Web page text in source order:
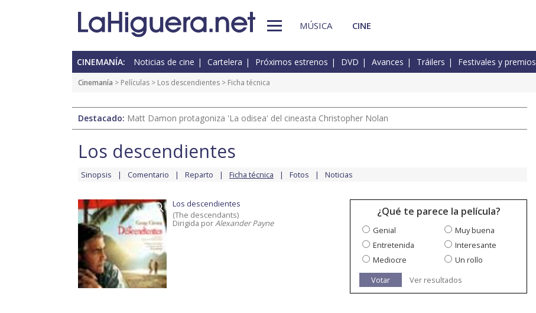
MÚSICA CINE
CINEMANÍA: Noticias de cine Cartelera Próximos estrenos DVD Avances Tráilers Festivales y premios
Cinemanía > Películas > Los descendientes > Ficha técnica
Destacado: Matt Damon protagoniza 'La odisea' del cineasta Christopher Nolan
Los descendientes
Sinopsis Comentario Reparto Ficha técnica Fotos Noticias
Los descendientes
(The descendants)
Dirigida porAlexander Payne
¿Qué te parece la película?
Genial
Muy buena
Entretenida
Interesante
Mediocre
Un rollo
Votar
Ver resultados